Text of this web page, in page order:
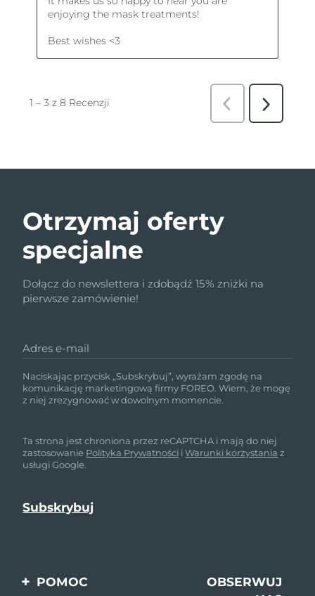
Otrzymaj oferty
specjalne
Dołącz do newslettera i zdobądź 15% zniżki na
pierwsze zamówienie!
Adres e-mail
Naciskając przycisk „Subskrybuj”, wyrażam zgodę na
komunikację marketingową firmy FOREO. Wiem, że mogę
z niej zrezygnować w dowolnym momencie.
Ta strona jest chroniona przez reCAPTCHA i mają do niej
zastosowanie Polityka Prywatności iWarunki korzystania z
usługi Google.
POMOC
OBSERWUJ